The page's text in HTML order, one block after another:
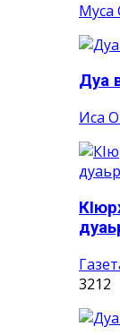
Муса
Дуа
Иса
3212